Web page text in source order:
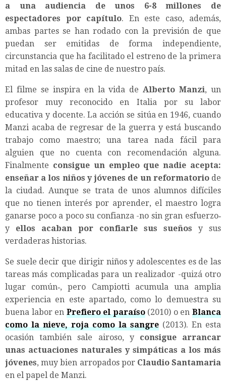
a una audiencia de unos 6-8 millones de
espectadores por capítulo. En este caso, además,
ambas partes se han rodado con la previsión de que
puedan ser emitidas de forma independiente,
circunstancia que ha facilitado el estreno de la primera
mitad en las salas de cine de nuestro país.
El filme se inspira en la vida deAlberto Manzi, un
profesor muy reconocido en Italia por su labor
educativa y docente. La acción se sitúa en 1946, cuando
Manzi acaba de regresar de la guerra y está buscando
trabajo como maestro; una tarea nada fácil para
alguien que no cuenta con recomendación alguna.
Finalmente consigue un empleo que nadie acepta:
enseñar a los niños y jóvenes de un reformatoriode
la ciudad. Aunque se trata de unos alumnos difíciles
que no tienen interés por aprender, el maestro logra
ganarse poco a poco su confianza -no sin gran esfuerzo‑
y ellos acaban por confiarle sus sueños y sus
verdaderas historias.
Se suele decir que dirigir niños y adolescentes es de las
tareas más complicadas para un realizador -quizá otro
lugar común‑, pero Campiotti acumula una amplia
experiencia en este apartado, como lo demuestra su
buena labor en Prefiero el paraíso(2010) o enBlanca
como la nieve, roja como la sangre (2013). En esta
ocasión también sale airoso, y consigue arrancar
unas actuaciones naturales y simpáticas a los más
jóvenes, muy bien arropados por Claudio Santamaria
en el papel de Manzi.